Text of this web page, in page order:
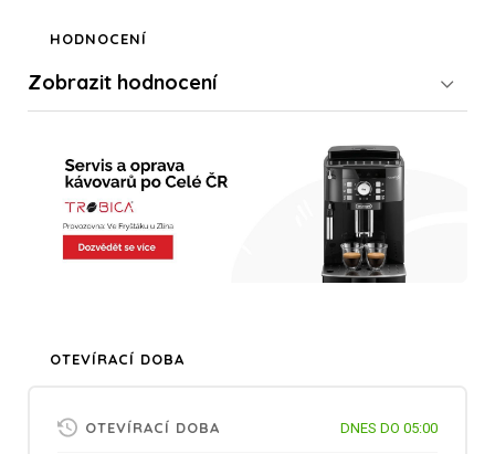
HODNOCENÍ
Zobrazit hodnocení
OTEVÍRACÍ DOBA
OTEVÍRACÍ DOBA DNES DO 05:00